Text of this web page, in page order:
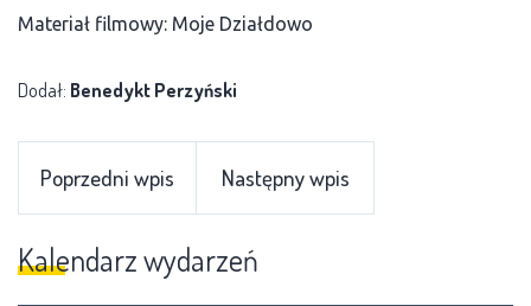
Materiał filmowy: Moje Działdowo
Dodał: Benedykt Perzyński
Poprzedni wpis Następny wpis
Kalendarz wydarzeń